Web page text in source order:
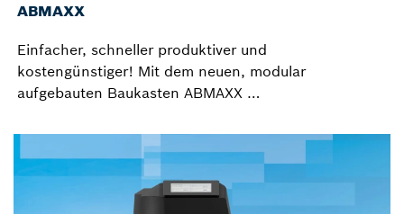
ABMAXX
Einfacher, schneller produktiver und
kostengünstiger! Mit dem neuen, modular
aufgebauten Baukasten ABMAXX …